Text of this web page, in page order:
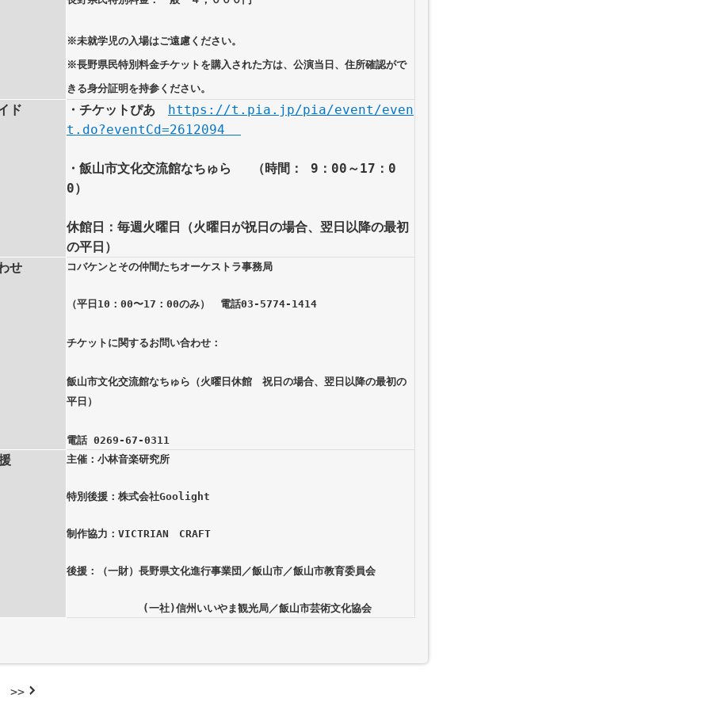
※未就学児の入場はご遠慮ください。
※長野県民特別料金チケットを購入された方は、公演当日、住所確認がで
きる身分証明を持参ください。
ド ・チケットぴあ https://t.pia.jp/pia/event/even
t.do?eventCd=2612094
・飯山市文化交流館なちゅら （時間： 9：00～17：0
0）
休館日：毎週火曜日（火曜日が祝日の場合、翌日以降の最初
の平日）
せ
コバケンとその仲間たちオーケストラ事務局
（平日10：00〜17：00のみ） 電話03-5774-1414
チケットに関するお問い合わせ：
飯山市文化交流館なちゅら（火曜日休館 祝日の場合、翌日以降の最初の
平日）
電話 0269-67-0311
主催：小林音楽研究所
特別後援：株式会社Goolight
制作協力：VICTRIAN CRAFT
後援：（一財）長野県文化進行事業団／飯山市／飯山市教育委員会
(一社)信州いいやま観光局／飯山市芸術文化協会
>>